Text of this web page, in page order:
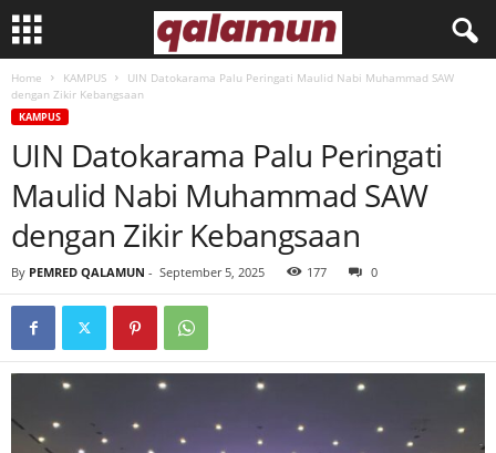
Home KAMPUS
UIN Datokarama Palu Peringati Maulid Nabi Muhammad SAW
dengan Zikir Kebangsaan
KAMPUS
UIN Datokarama Palu Peringati
Maulid Nabi Muhammad SAW
dengan Zikir Kebangsaan
By PEMRED QALAMUN - September 5, 2025 177 0